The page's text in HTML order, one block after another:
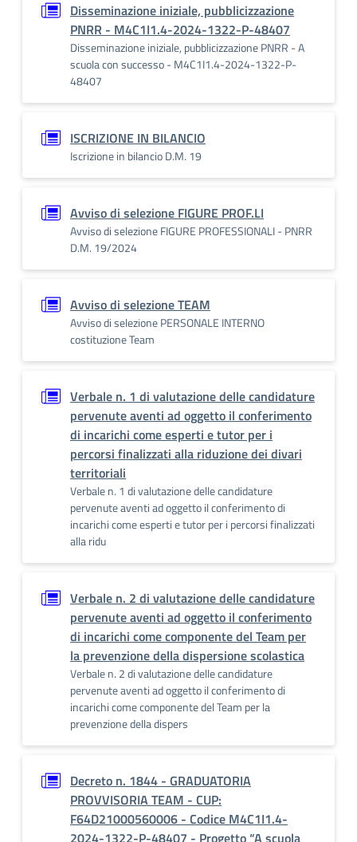
Disseminazione iniziale, pubblicizzazione
PNRR - M4C1I1.4-2024-1322-P-48407
Disseminazione iniziale, pubblicizzazione PNRR - A
scuola con successo - M4C1I1.4-2024-1322-P-
48407
ISCRIZIONE IN BILANCIO
Iscrizione in bilancio D.M. 19
Avviso di selezione FIGURE PROF.LI
Avviso di selezione FIGURE PROFESSIONALI - PNRR
D.M. 19/2024
Avviso di selezione TEAM
Avviso di selezione PERSONALE INTERNO
costituzione Team
Verbale n. 1 di valutazione delle candidature
pervenute aventi ad oggetto il conferimento
di incarichi come esperti e tutor per i
percorsi finalizzati alla riduzione dei divari
territoriali
Verbale n. 1 di valutazione delle candidature
pervenute aventi ad oggetto il conferimento di
incarichi come esperti e tutor per i percorsi finalizzati
alla ridu
Verbale n. 2 di valutazione delle candidature
pervenute aventi ad oggetto il conferimento
di incarichi come componente del Team per
la prevenzione della dispersione scolastica
Verbale n. 2 di valutazione delle candidature
pervenute aventi ad oggetto il conferimento di
incarichi come componente del Team per la
prevenzione della dispers
Decreto n. 1844 - GRADUATORIA
PROVVISORIA TEAM - CUP:
F64D21000560006 - Codice M4C1I1.4-
2024-1322-P-48407 - Progetto “A scuola